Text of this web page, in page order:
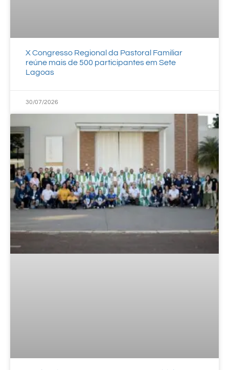
X Congresso Regional da Pastoral Familiar
reúne mais de 500 participantes em Sete
Lagoas
30/07/2026